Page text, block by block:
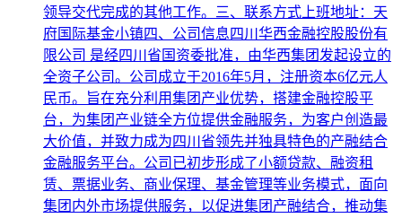
领导交代完成的其他工作。三、联系方式上班地址：天
府国际基金小镇四、公司信息四川华西金融控股股份有
限公司 是经四川省国资委批准，由华西集团发起设立的
全资子公司。公司成立于2016年5月，注册资本6亿元人
民币。旨在充分利用集团产业优势，搭建金融控股平
台，为集团产业链全方位提供金融服务，为客户创造最
大价值，并致力成为四川省领先并独具特色的产融结合
金融服务平台。公司已初步形成了小额贷款、融资租
赁、票据业务、商业保理、基金管理等业务模式，面向
集团内外市场提供服务，以促进集团产融结合，推动集